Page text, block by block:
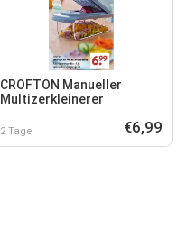
CROFTON Manueller
Multizerkleinerer
2 Tage €6,99